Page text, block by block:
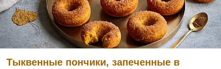
Тыквенные пончики, запеченные в